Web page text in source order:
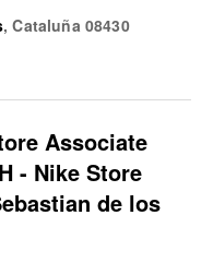
laboral de 20, 30 y 40
,Cataluña 08430
Associate
- Nike Store
de los